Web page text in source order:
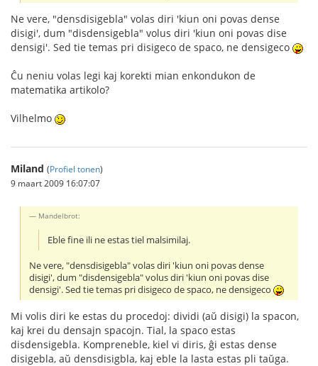
Ne vere, "densdisigebla" volas diri 'kiun oni povas dense
disigi', dum "disdensigebla" volus diri 'kiun oni povas dise
densigi'. Sed tie temas pri disigeco de spaco, ne densigeco
Ĉu neniu volas legi kaj korekti mian enkondukon de
matematika artikolo?
Vilhelmo
Miland (Profiel tonen)
9 maart 2009 16:07:07
Mandelbrot:
Eble fine ili ne estas tiel malsimilaj.
Ne vere, "densdisigebla" volas diri 'kiun oni povas dense
disigi', dum "disdensigebla" volus diri 'kiun oni povas dise
densigi'. Sed tie temas pri disigeco de spaco, ne densigeco
Mi volis diri ke estas du procedoj: dividi (aŭ disigi) la spacon,
kaj krei du densajn spacojn. Tial, la spaco estas
disdensigebla. Kompreneble, kiel vi diris, ĝi estas dense
disigebla, aŭ densdisigbla, kaj eble la lasta estas pli taŭga.